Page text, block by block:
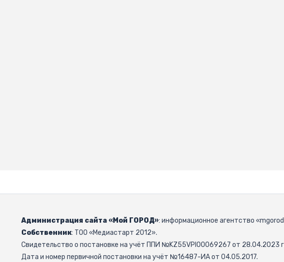
Администрация сайта «Мой ГОРОД»: информационное агентство
Собственник: ТОО «Медиастарт 2012».
Свидетельство о постановке на учёт ППИ №KZ55VPI00069267 от 28.04.2023
Дата и номер первичной постановки на учёт №16487-ИА от 04.05.2017.